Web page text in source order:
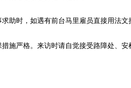
助时，如遇有前台马里雇员直接用法
施严格。来访时请自觉接受路障处、